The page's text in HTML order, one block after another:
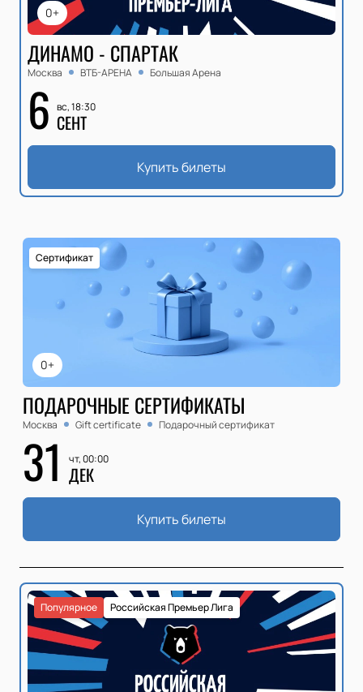
0+
ДИНАМО - СПАРТАК
Москва ВТБ-АРЕНА Большая Арена
6 вс, 18:30
СЕНТ
Купить билеты
0+
Сертификат
ПОДАРОЧНЫЕ СЕРТИФИКАТЫ
Москва Gift certificate Подарочный сертификат
31 чт, 00:00
ДЕК
Купить билеты
Российская Премьер Лига
Популярное